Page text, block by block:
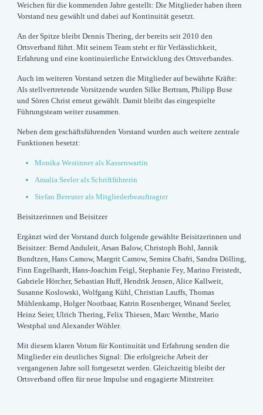
Weichen für die kommenden Jahre gestellt: Die Mitglieder haben ihren
Vorstand neu gewählt und dabei auf Kontinuität gesetzt.
An der Spitze bleibt Dennis Thering, der bereits seit 2010 den
Ortsverband führt. Mit seinem Team steht er für Verlässlichkeit,
Erfahrung und eine kontinuierliche Entwicklung des Ortsverbandes.
Auch im weiteren Vorstand setzen die Mitglieder auf bewährte Kräfte:
Als stellvertretende Vorsitzende wurden Silke Bertram, Philipp Buse
und Sören Christ erneut gewählt. Damit bleibt das eingespielte
Führungsteam weiter zusammen.
Neben dem geschäftsführenden Vorstand wurden auch weitere zentrale
Funktionen besetzt:
Monika Westinner als Kassenwartin
Amalia Seeler als Schriftführerin
Stefan Bereuter als Mitgliederbeauftragter
Beisitzerinnen und Beisitzer
Ergänzt wird der Vorstand durch folgende gewählte Beisitzerinnen und
Beisitzer: Bernd Anduleit, Arsan Balow, Christoph Bohl, Jannik
Bundtzen, Hans Camow, Margrit Camow, Semira Chafri, Sandra Dölling,
Finn Engelhardt, Hans-Joachim Feigl, Stephanie Fey, Marino Freistedt,
Gabriele Hörcher, Sebastian Huff, Hendrik Jensen, Alice Kallweit,
Susanne Koslowski, Wolfgang Kühl, Christian Lauffs, Thomas
Mühlenkamp, Holger Nootbaar, Katrin Rosenberger, Winand Seeler,
Heinz Seier, Ulrich Thering, Felix Thiesen, Marc Wenthe, Mario
Westphal und Alexander Wöhler.
Mit diesem klaren Votum für Kontinuität und Erfahrung senden die
Mitglieder ein deutliches Signal: Die erfolgreiche Arbeit der
vergangenen Jahre soll fortgesetzt werden. Gleichzeitig bleibt der
Ortsverband offen für neue Impulse und engagierte Mitstreiter.